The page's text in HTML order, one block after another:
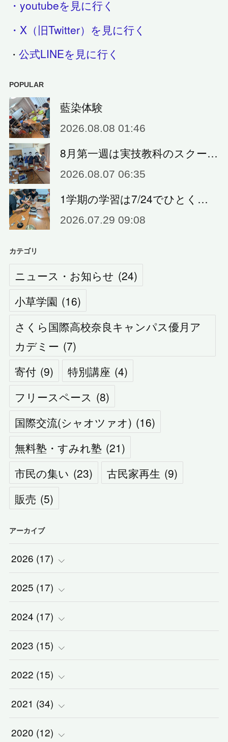
・youtubeを見に行く
・X（旧Twitter）を見に行く
・公式LINEを見に行く
POPULAR
藍染体験
2026.08.08 01:46
8月第一週は実技教科のスクー…
2026.08.07 06:35
1学期の学習は7/24でひとく…
2026.07.29 09:08
カテゴリ
ニュース・お知らせ (24)
小草学園 (16)
さくら国際高校奈良キャンパス優月ア
カデミー (7)
寄付 (9) 特別講座 (4)
フリースペース (8)
国際交流(シャオツァオ) (16)
無料塾・すみれ塾 (21)
市民の集い (23) 古民家再生 (9)
販売 (5)
アーカイブ
2026 (17)
(2)
(1)
(1)
(3)
(3)
(5)
2025 (17)
(2)
(1)
(1)
(2)
(3)
2024 (17)
(2)
(5)
(1)
(5)
2023 (15)
(3)
(1)
(1)
2022 (15)
(2)
(2)
2021 (34)
(2)
2020 (12)